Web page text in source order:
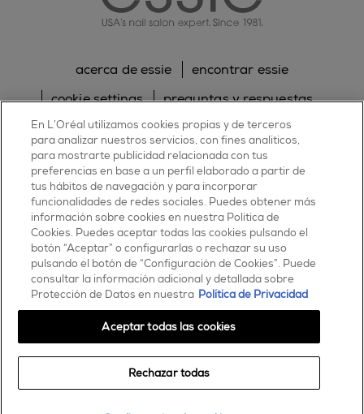
acerca de essie
encontrar essie
cookie settings
preguntas y respuestas
sitemap
contacta con nosotros
política de cookies
política de privacidad
facebooktwitterpinterestyoutube
ESSIE
30, rue d’Alsace – 92300 Levallois-Perret
FRANCE
900 181 055
En L’Oréal utilizamos cookies propias y de terceros
para analizar nuestros servicios, con fines analíticos,
para mostrarte publicidad relacionada con tus
preferencias en base a un perfil elaborado a partir de
tus hábitos de navegación y para incorporar
funcionalidades de redes sociales. Puedes obtener más
información sobre cookies en nuestra Política de
Cookies. Puedes aceptar todas las cookies pulsando el
botón “Aceptar” o configurarlas o rechazar su uso
pulsando el botón de “Configuración de Cookies”. Puede
consultar la información adicional y detallada sobre
Protección de Datos en nuestra Política de Privacidad
Rechazar todas
Aceptar todas las cookies